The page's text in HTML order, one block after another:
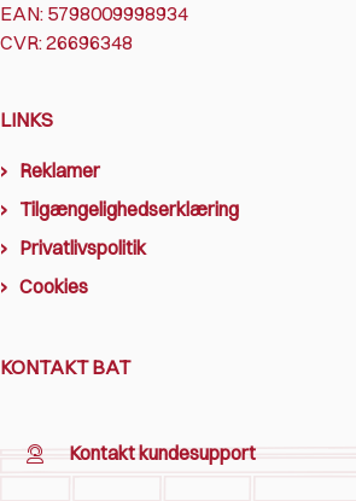
EAN: 5798009998934
CVR: 26696348
LINKS
Reklamer
Tilgængelighedserklæring
Privatlivspolitik
Cookies
KONTAKT BAT
Kontakt kundesupport